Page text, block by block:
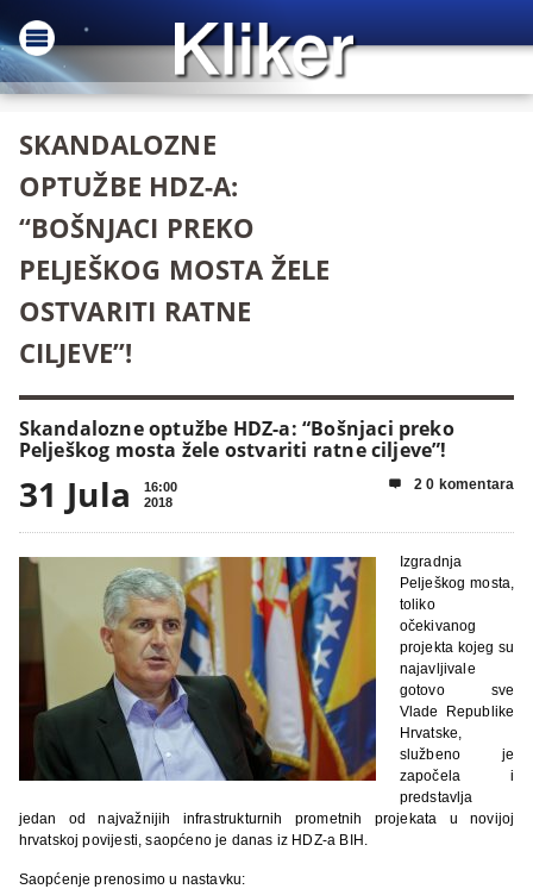
SKANDALOZNE
OPTUŽBE HDZ-A:
“BOŠNJACI PREKO
PELJEŠKOG MOSTA ŽELE
OSTVARITI RATNE
CILJEVE”!
Skandalozne optužbe HDZ-a: “Bošnjaci preko
Pelješkog mosta žele ostvariti ratne ciljeve”!
31 Jula
16:00
2018
 2 0 komentara
Izgradnja
Pelješkog mosta,
toliko
očekivanog
projekta kojeg su
najavljivale
gotovo sve
Vlade Republike
Hrvatske,
službeno je
započela i
predstavlja
jedan od najvažnijih infrastrukturnih prometnih projekata u novijoj
hrvatskoj povijesti, saopćeno je danas iz HDZ-a BIH.
Saopćenje prenosimo u nastavku: